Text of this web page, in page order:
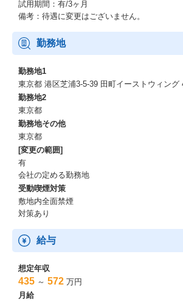
試用期間：有/3ヶ月
備考：待遇に変更はございません。
勤務地
勤務地1
東京都 港区芝浦3-5-39 田町イーストウィング
勤務地2
東京都
勤務地その他
東京都
[変更の範囲]
有
会社の定める勤務地
受動喫煙対策
敷地内全面禁煙
対策あり
給与
想定年収
435 ～ 572 万円
月給